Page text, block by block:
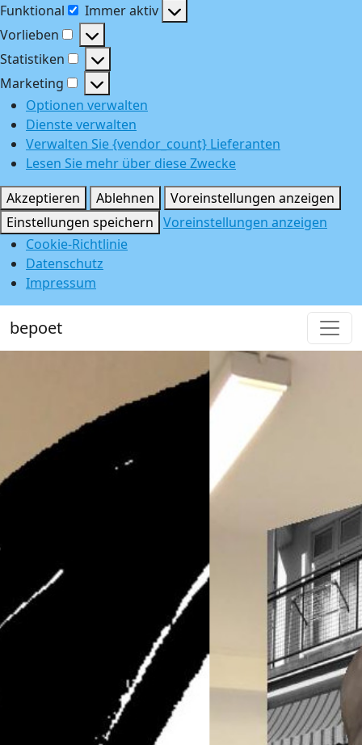
Funktional
Funktional
Immer aktiv
Vorlieben
Vorlieben
Statistiken
Statistiken
Marketing
Marketing
Optionen verwalten
Dienste verwalten
Verwalten Sie {vendor_count} Lieferanten
Lesen Sie mehr über diese Zwecke
Akzeptieren
Ablehnen
Voreinstellungen anzeigen
Einstellungen speichern Voreinstellungen anzeigen
Cookie-Richtlinie
Datenschutz
Impressum
bepoet